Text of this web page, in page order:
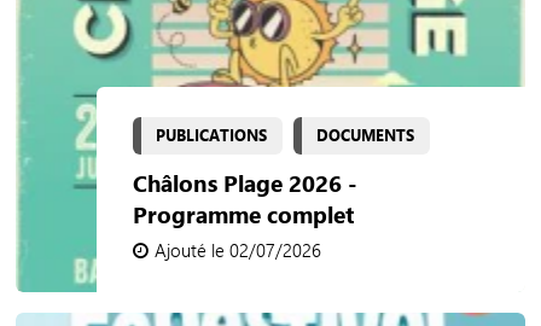
PUBLICATIONS DOCUMENTS
Châlons Plage 2026 -
Programme complet
Ajouté le 02/07/2026